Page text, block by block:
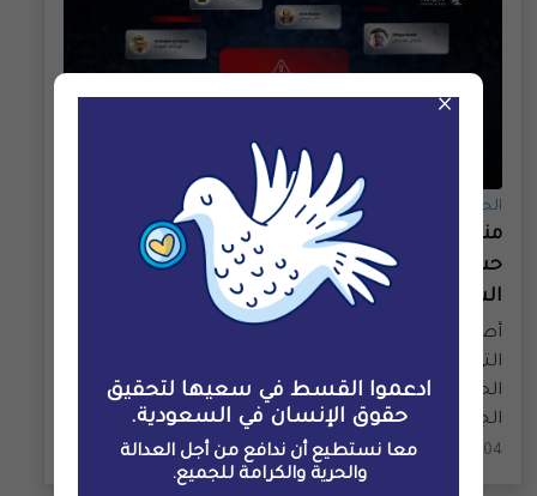
منصة "إكس" تصبح أحدث المنصات التي تحجب
حسابات حقوقيّة جغرافيًّا استجابةً لطلبات
السلطات السعودية
أصبحت منصة إكس أحدث منصات التواصل الاجتماعي
التي تمتثل لطلبات السلطات السعودية بحجب عشرات
الحسابات الحقوقيّة والسياسيّة عن الوصول إلى
الجمهور داخل المملكة.
2026-08-04
×
ادعموا القسط في سعيها لتحقيق
حقوق الإنسان في السعودية.
معا نستطيع أن ندافع من أجل العدالة
والحرية والكرامة للجميع.